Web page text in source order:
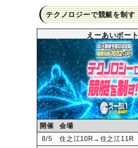
テクノロジーで競艇を制す
えーあいボート
開催 会場
8/5 住之江10R →住之江11R